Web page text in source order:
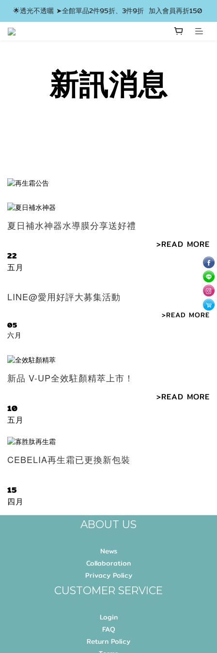
🌟透光不透曬 ➤全館單品2件95折、3件9折  加入會員再折150
新訊消息
夏日補水神器水導膜分享送好禮
>READ MORE
22
五月
LINE@愛用好評大募集活動
>READ MORE
05
六月
新品 V-UP全效駐顏精萃上市！
>READ MORE
10
五月
CEBELIA再生霜已更換新包裝
15
四月
ABOUT US
News
Collaboration
Privacy Policy
CUSTOMER SERVICE
Login
FAQ
Return Policy